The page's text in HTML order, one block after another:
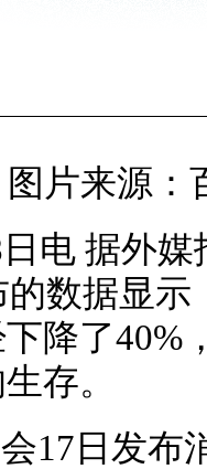
图片来源：
电 据外
数据显
降了40%
存。
17日发布